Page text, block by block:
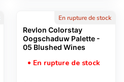
En rupture de stock
Revlon Colorstay
Oogschaduw Palette -
05 Blushed Wines
En rupture de stock